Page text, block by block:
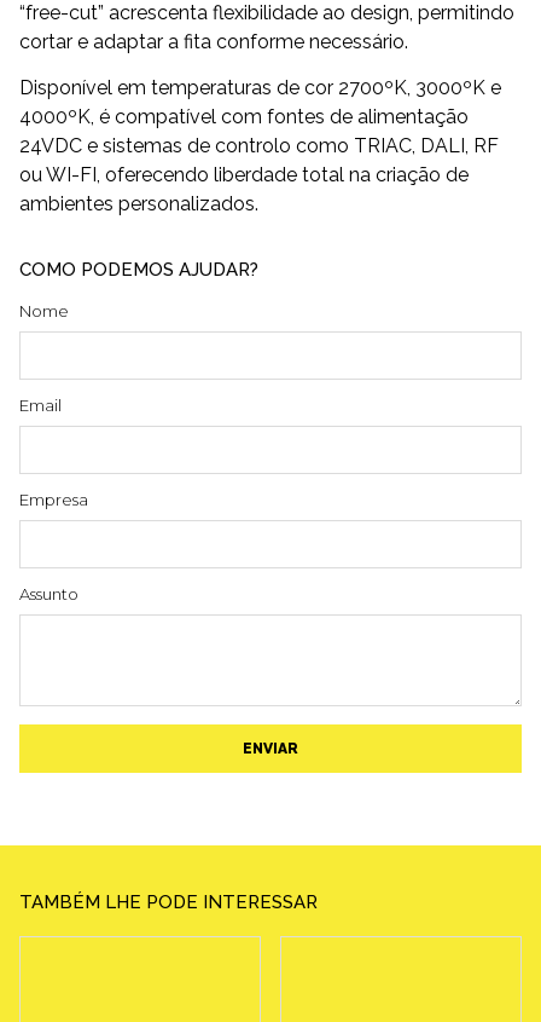
“free-cut” acrescenta flexibilidade ao design, permitindo
cortar e adaptar a fita conforme necessário.
Disponível em temperaturas de cor 2700ºK, 3000ºK e
4000ºK, é compatível com fontes de alimentação
24VDC e sistemas de controlo como TRIAC, DALI, RF
ou WI-FI, oferecendo liberdade total na criação de
ambientes personalizados.
COMO PODEMOS AJUDAR?
Nome
Email
Empresa
Assunto
ENVIAR
TAMBÉM LHE PODE INTERESSAR